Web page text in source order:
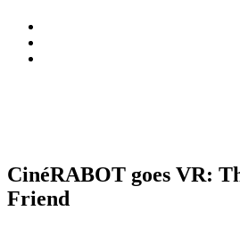
CinéRABOT goes VR:
Friend